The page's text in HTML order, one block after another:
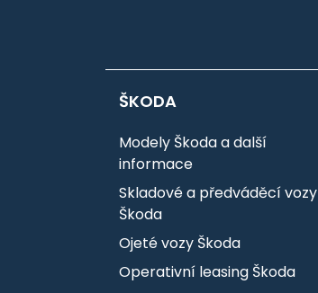
ŠKODA
Modely Škoda a další
informace
Skladové a předváděcí vozy
Škoda
Ojeté vozy Škoda
Operativní leasing Škoda